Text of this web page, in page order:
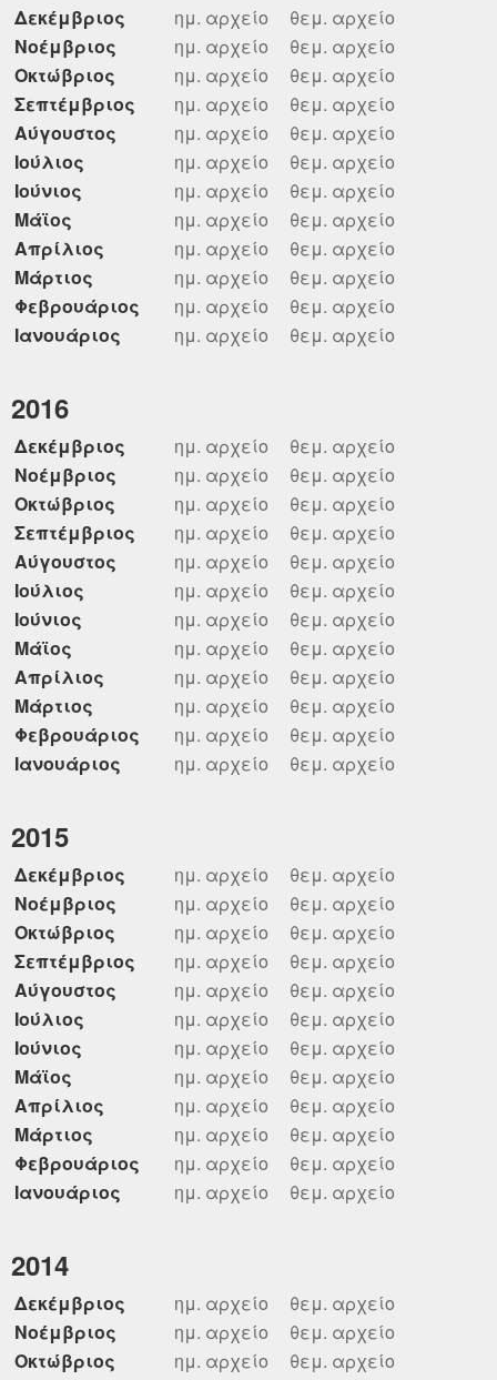
Δεκέμβριος ημ. αρχείο
θεμ. αρχείο
Νοέμβριος
ημ. αρχείο
θεμ. αρχείο
Οκτώβριος
ημ. αρχείο
θεμ. αρχείο
Σεπτέμβριος
ημ. αρχείο
θεμ. αρχείο
Αύγουστος
ημ. αρχείο
θεμ. αρχείο
Ιούλιος
ημ. αρχείο
θεμ. αρχείο
Ιούνιος
ημ. αρχείο
θεμ. αρχείο
Μάϊος
ημ. αρχείο
θεμ. αρχείο
Απρίλιος
ημ. αρχείο
θεμ. αρχείο
Μάρτιος
ημ. αρχείο
θεμ. αρχείο
Φεβρουάριος
ημ. αρχείο
θεμ. αρχείο
Ιανουάριος
ημ. αρχείο θεμ. αρχείο
2016
Δεκέμβριος ημ. αρχείο
θεμ. αρχείο
Νοέμβριος
ημ. αρχείο
θεμ. αρχείο
Οκτώβριος
ημ. αρχείο
θεμ. αρχείο
Σεπτέμβριος
ημ. αρχείο
θεμ. αρχείο
Αύγουστος
ημ. αρχείο
θεμ. αρχείο
Ιούλιος
ημ. αρχείο
θεμ. αρχείο
Ιούνιος
ημ. αρχείο
θεμ. αρχείο
Μάϊος
ημ. αρχείο
θεμ. αρχείο
Απρίλιος
ημ. αρχείο
θεμ. αρχείο
Μάρτιος
ημ. αρχείο
θεμ. αρχείο
Φεβρουάριος
ημ. αρχείο
θεμ. αρχείο
Ιανουάριος
ημ. αρχείο θεμ. αρχείο
2015
Δεκέμβριος ημ. αρχείο
θεμ. αρχείο
Νοέμβριος
ημ. αρχείο
θεμ. αρχείο
Οκτώβριος
ημ. αρχείο
θεμ. αρχείο
Σεπτέμβριος
ημ. αρχείο
θεμ. αρχείο
Αύγουστος
ημ. αρχείο
θεμ. αρχείο
Ιούλιος
ημ. αρχείο
θεμ. αρχείο
Ιούνιος
ημ. αρχείο
θεμ. αρχείο
Μάϊος
ημ. αρχείο
θεμ. αρχείο
Απρίλιος
ημ. αρχείο
θεμ. αρχείο
Μάρτιος
ημ. αρχείο
θεμ. αρχείο
Φεβρουάριος
ημ. αρχείο
θεμ. αρχείο
Ιανουάριος
ημ. αρχείο θεμ. αρχείο
2014
Δεκέμβριος ημ. αρχείο
θεμ. αρχείο
Νοέμβριος
ημ. αρχείο
θεμ. αρχείο
Οκτώβριος
ημ. αρχείο
θεμ. αρχείο